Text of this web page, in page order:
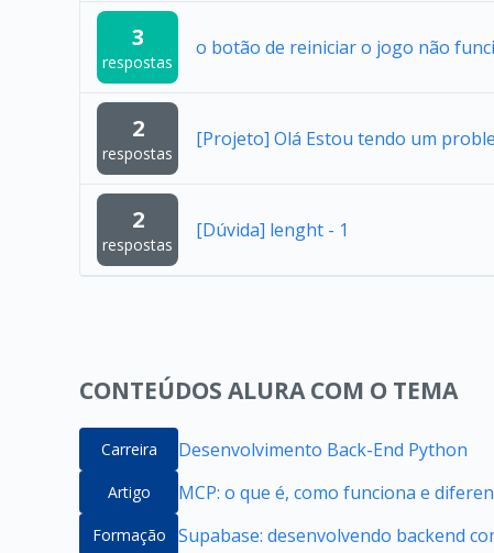
3
respostas
o botão de reiniciar o jogo não
2
respostas
[Projeto] Olá Estou tendo um
2
respostas
[Dúvida] lenght - 1
CONTEÚDOS ALURA COM O TEMA
Carreira Desenvolvimento Back-End Python
Artigo MCP: o que é, como funciona e
Formação Supabase: desenvolvendo backend